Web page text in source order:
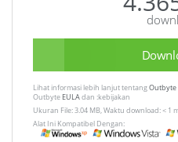
Lihat informasi lebih lanjut tentangOutbyte
Outbyte EULAdan :kebijakan
Ukuran File: 3.04 MB, Waktu download: < 1
Alat Ini Kompatibel Dengan: